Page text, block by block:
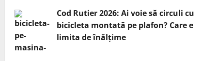
Cod Rutier 2026: Ai voie să circuli cu
bicicleta montată pe plafon? Care e
limita de înălțime